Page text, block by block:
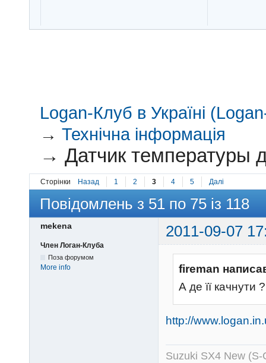
Logan-Клуб в Україні
→Технічна інформація
→Датчик температуры
Сторінки Назад 1 2 3 4 5 Далі
Повідомлень з 51 по 75 із 118
mekena 2011-09-07
Член Логан-Клуба
Поза форумом
More info
fireman
А де її качнути
http://
Suzuki SX4 New (S-